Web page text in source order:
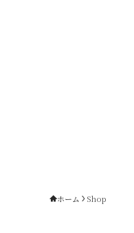
ホーム Shop